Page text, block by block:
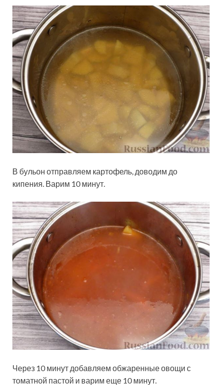
В бульон отправляем картофель, доводим до
кипения. Варим 10 минут.
Через 10 минут добавляем обжаренные овощи с
томатной пастой и варим еще 10 минут.